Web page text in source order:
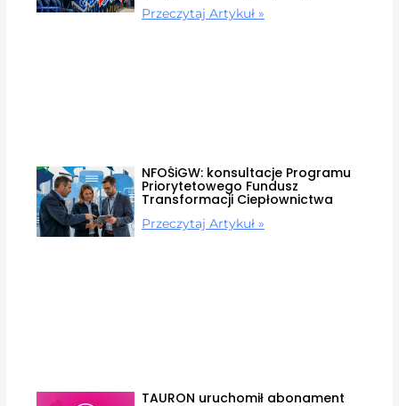
Przeczytaj Artykuł »
NFOŚiGW: konsultacje Programu
Priorytetowego Fundusz
Transformacji Ciepłownictwa
Przeczytaj Artykuł »
TAURON uruchomił abonament